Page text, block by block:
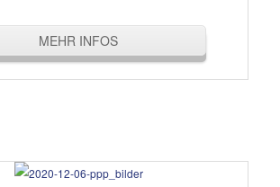
MEHR INFOS